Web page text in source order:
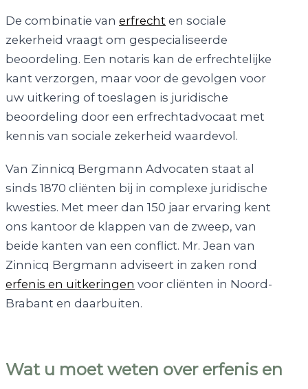
De combinatie van erfrecht en sociale
zekerheid vraagt om gespecialiseerde
beoordeling. Een notaris kan de erfrechtelijke
kant verzorgen, maar voor de gevolgen voor
uw uitkering of toeslagen is juridische
beoordeling door een erfrechtadvocaat met
kennis van sociale zekerheid waardevol.
Van Zinnicq Bergmann Advocaten staat al
sinds 1870 cliënten bij in complexe juridische
kwesties. Met meer dan 150 jaar ervaring kent
ons kantoor de klappen van de zweep, van
beide kanten van een conflict. Mr. Jean van
Zinnicq Bergmann adviseert in zaken rond
erfenis en uitkeringen voor cliënten in Noord-
Brabant en daarbuiten.
Wat u moet weten over erfenis en